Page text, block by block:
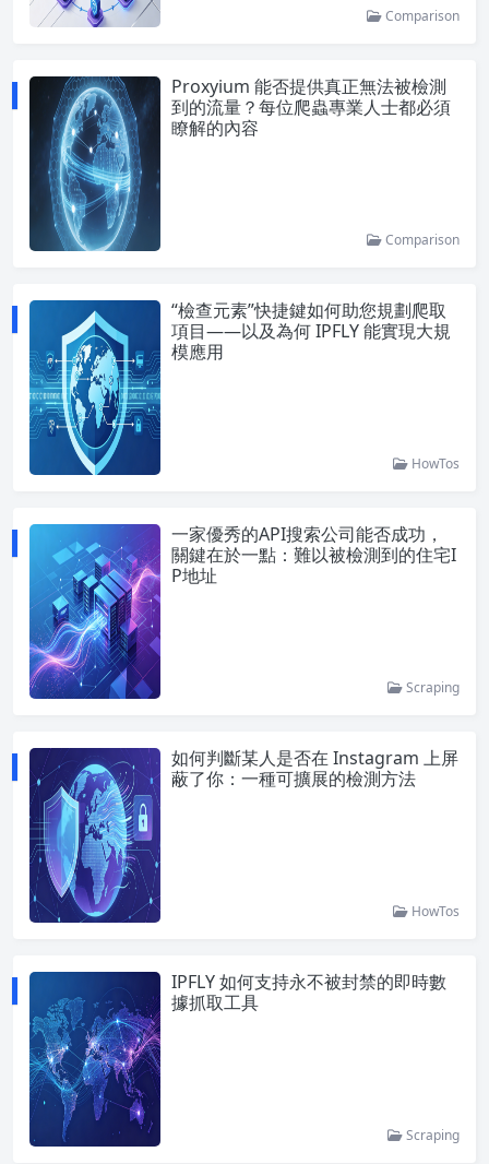
Comparison
Proxyium 能否提供真正無法被檢測
到的流量？每位爬蟲專業人士都必須
瞭解的內容
Comparison
“檢查元素”快捷鍵如何助您規劃爬取
項目——以及為何 IPFLY 能實現大規
模應用
HowTos
一家優秀的API搜索公司能否成功，
關鍵在於一點：難以被檢測到的住宅I
P地址
Scraping
如何判斷某人是否在 Instagram 上屏
蔽了你：一種可擴展的檢測方法
HowTos
IPFLY 如何支持永不被封禁的即時數
據抓取工具
Scraping